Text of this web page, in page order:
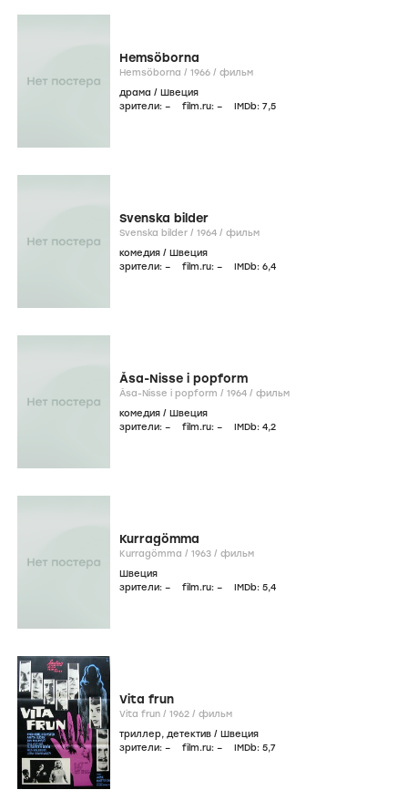
Hemsöborna
Hemsöborna / 1966 / фильм
драма / Швеция
зрители: – film.ru: – IMDb: 7,5
Svenska bilder
Svenska bilder / 1964 / фильм
комедия / Швеция
зрители: – film.ru: – IMDb: 6,4
Åsa-Nisse i popform
Åsa-Nisse i popform / 1964 / фильм
комедия / Швеция
зрители: – film.ru: – IMDb: 4,2
Kurragömma
Kurragömma / 1963 / фильм
Швеция
зрители: – film.ru: – IMDb: 5,4
Vita frun
Vita frun / 1962 / фильм
триллер, детектив / Швеция
зрители: – film.ru: – IMDb: 5,7